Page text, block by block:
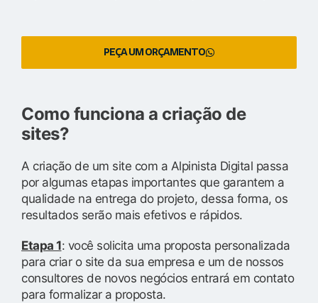
PEÇA UM ORÇAMENTO
Como funciona a criação de
sites?
A criação de um site com a Alpinista Digital passa
por algumas etapas importantes que garantem a
qualidade na entrega do projeto, dessa forma, os
resultados serão mais efetivos e rápidos.
Etapa 1: você solicita uma proposta personalizada
para criar o site da sua empresa e um de nossos
consultores de novos negócios entrará em contato
para formalizar a proposta.